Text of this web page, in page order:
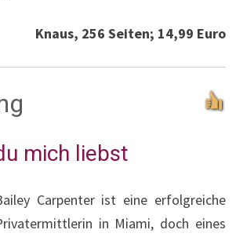
Knaus, 256 Seiten; 14,99 Euro
mich liebst
Carpenter ist eine erfolgreiche
in Miami, doch eines